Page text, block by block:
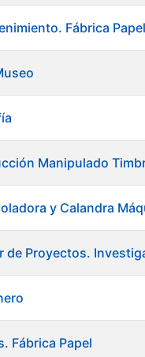
Fábrica Papel
Manipulado
y Calandra
de Proyectos.
Fábrica Papel